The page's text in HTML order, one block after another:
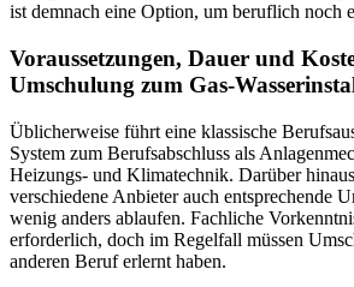
ist demnach eine Option, um beruflich noch
Voraussetzungen, Dauer und
Umschulung zum Gas-
Üblicherweise führt eine klassische
System zum Berufsabschluss als
Heizungs- und Klimatechnik. Darüber
verschiedene Anbieter auch entsprechende
wenig anders ablaufen. Fachliche
erforderlich, doch im Regelfall müssen
anderen Beruf erlernt haben.